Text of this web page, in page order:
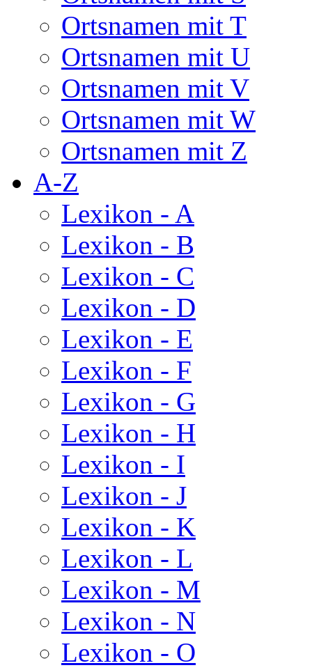
Ortsnamen mit T
Ortsnamen mit U
Ortsnamen mit V
Ortsnamen mit W
Ortsnamen mit Z
A-Z
Lexikon - A
Lexikon - B
Lexikon - C
Lexikon - D
Lexikon - E
Lexikon - F
Lexikon - G
Lexikon - H
Lexikon - I
Lexikon - J
Lexikon - K
Lexikon - L
Lexikon - M
Lexikon - N
Lexikon - O